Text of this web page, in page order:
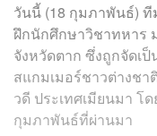
วันนี้ (18 กุมภาพันธ์) ที
ฝึกนักศึกษาวิชาทหาร
จังหวัดตาก ซึ่งถูกจัดเ
สแกมเมอร์ชาวต่างชา
วดี ประเทศเมียนมา โ
กุมภาพันธ์ที่ผ่านมา